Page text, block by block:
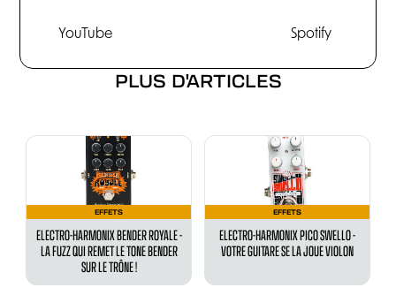
YouTube Spotify
PLUS D'ARTICLES
EFFETS
ELECTRO-HARMONIX BENDER ROYALE -
LA FUZZ QUI REMET LE TONE BENDER
SUR LE TRÔNE !
EFFETS
ELECTRO-HARMONIX PICO SWELLO -
VOTRE GUITARE SE LA JOUE VIOLON